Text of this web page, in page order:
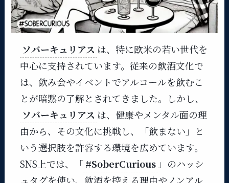
ソバーキュリアス は、特に欧米の若い世代を
中心に支持されています。従来の飲酒文化で
は、飲み会やイベントでアルコールを飲むこ
とが暗黙の了解とされてきました。しかし、
ソバーキュリアス は、健康やメンタル面の理
由から、その文化に挑戦し、「飲まない」と
いう選択肢を許容する環境を広めています。
SNS上では、「 #SoberCurious 」のハッシ
ュタグを使い、飲酒を控える理由やノンアル